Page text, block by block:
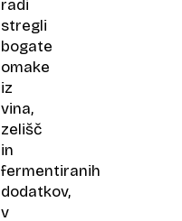
radi
stregli
bogate
omake
iz
vina,
zelišč
in
fermentiranih
dodatkov,
v